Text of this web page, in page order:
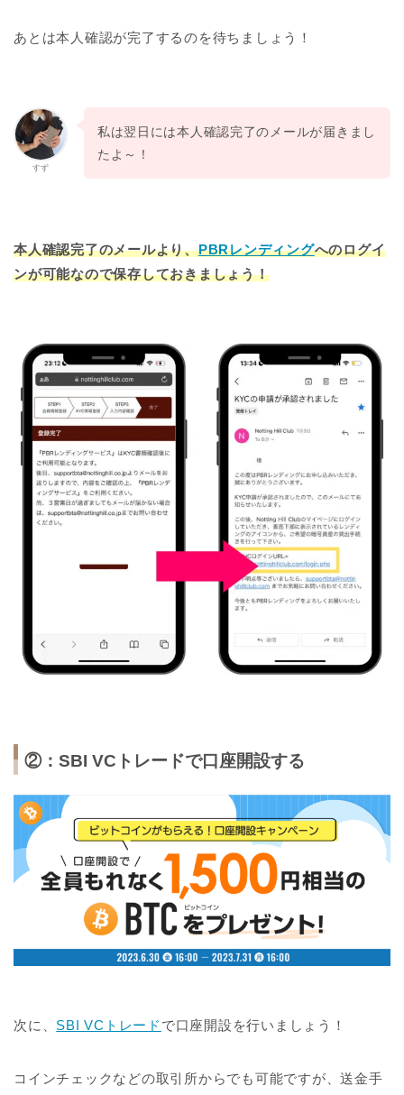
あとは本人確認が完了するのを待ちましょう！
すず
私は翌日には本人確認完了のメールが届きまし
たよ～！
本人確認完了のメールより、PBRレンディングへのログイ
ンが可能なので保存しておきましょう！
②：SBI VCトレードで口座開設する
次に、 SBI VCトレード で口座開設を行いましょう！
コインチェックなどの取引所からでも可能ですが、送金手